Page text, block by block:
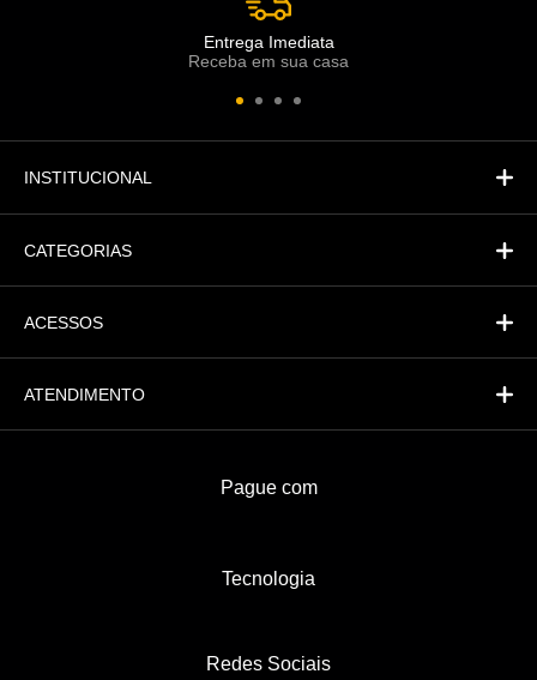
Entrega Imediata
Receba em sua casa
INSTITUCIONAL
CATEGORIAS
ACESSOS
ATENDIMENTO
Pague com
Tecnologia
Redes Sociais